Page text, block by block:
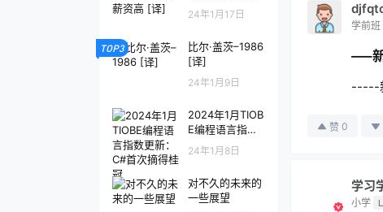
[译]
24年1月17日
TOP3
比尔·盖茨–1986
[译]
24年1月9日
2024年1月TIOB
E编程语言指数
更新：C#首次摘
得桂冠
24年1月8日
对不久的未来的
一些展望
学前班
—–
-----
赞 0
学习
小学